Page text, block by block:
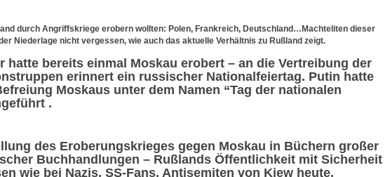
durch Angriffskriege erobern wollten: Polen, Frankreich, Deutschland…Machteliten dieser
Niederlage nicht vergessen, wie auch das aktuelle Verhältnis zu Rußland zeigt.
hatte bereits einmal Moskau erobert – an die Vertreibung der
erinnert ein russischer Nationalfeiertag. Putin hatte
Moskaus unter dem Namen “Tag der nationalen
.
des Eroberungskrieges gegen Moskau in Büchern großer
Buchhandlungen – Rußlands Öffentlichkeit mit Sicherheit
wie bei Nazis, SS-Fans, Antisemiten von Kiew heute.